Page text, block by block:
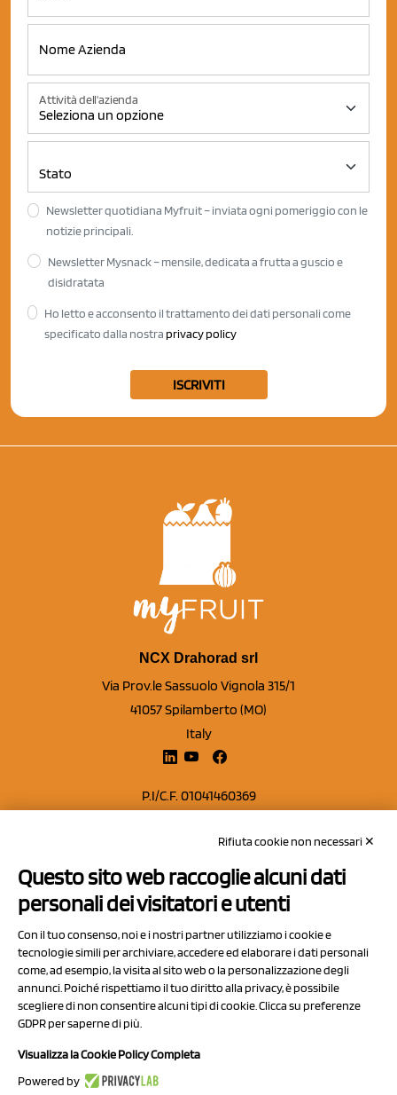
Attività dell'azienda
Newsletter quotidiana Myfruit – inviata ogni pomeriggio con le
notizie principali.
Newsletter Mysnack – mensile, dedicata a frutta a guscio e
disidratata
Ho letto e acconsento il trattamento dei dati personali come
specificato dalla nostra privacy policy
ISCRIVITI
NCX Drahorad srl
Via Prov.le Sassuolo Vignola 315/1
41057 Spilamberto (MO)
Italy
P.I/C.F. 01041460369
Capitale sociale Euro 50.000,00 i.v.
Contatti
Privacy Policy
Cookie Policy
Chi Siamo
Rifiuta cookie non necessari ✕
Questo sito web raccoglie alcuni dati
personali dei visitatori e utenti
Con il tuo consenso, noi e i nostri partner utilizziamo i cookie e
tecnologie simili per archiviare, accedere ed elaborare i dati personali
come, ad esempio, la visita al sito web o la personalizzazione degli
annunci. Poiché rispettiamo il tuo diritto alla privacy, è possibile
scegliere di non consentire alcuni tipi di cookie. Clicca su preferenze
GDPR per saperne di più.
Visualizza la Cookie Policy Completa
Powered by